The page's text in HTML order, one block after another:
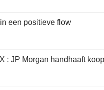
een positieve flow
: JP Morgan handhaaft